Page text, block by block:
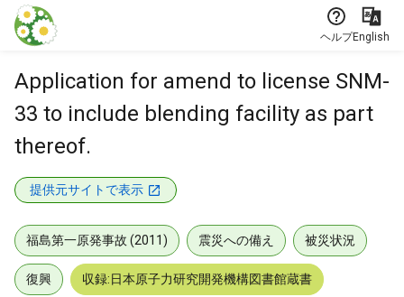
本文に飛ぶ
ヘルプEnglish
Application for amend to license SNM-
33 to include blending facility as part
thereof.
提供元サイトで表示
福島第一原発事故 (2011) 震災への備え 被災状況
復興 収録:日本原子力研究開発機構図書館蔵書